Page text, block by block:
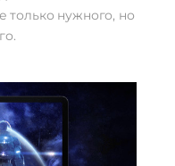
только нужного, но